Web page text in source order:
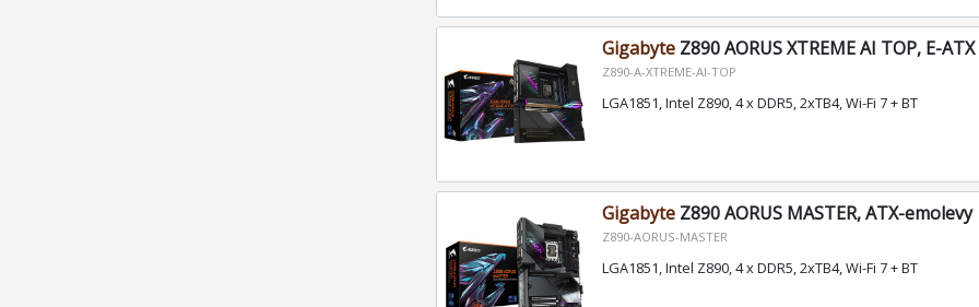
GigabyteZ890 AORUS XTREME AI TOP, E-
Z890-A-XTREME-AI-TOP
LGA1851, Intel Z890, 4 x DDR5, 2xTB4, Wi-Fi 7 + BT
GigabyteZ890 AORUS MASTER, ATX-emolevy
Z890-AORUS-MASTER
LGA1851, Intel Z890, 4 x DDR5, 2xTB4, Wi-Fi 7 + BT